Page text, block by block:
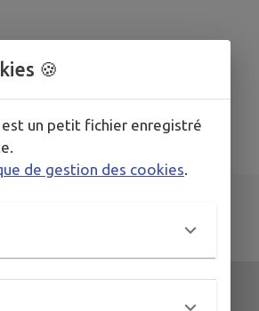
🍪
un petit fichier enregistré
de gestion des cookies.